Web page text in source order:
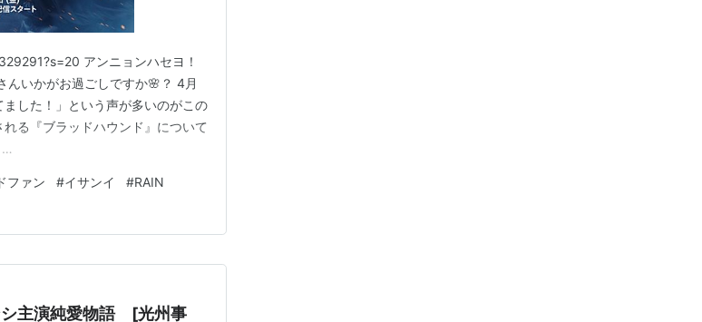
アンニョンハセヨ！
んいかがお過ごしですか🌸？ 4月
した！」という声が多いのがこの
る『ブラッドハウンド』について
ファン #イサンイ #RAIN
シ主演純愛物語 [光州事